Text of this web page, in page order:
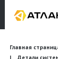
Электронная почта
Главная
Детали